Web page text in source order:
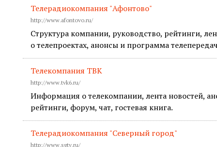
Телерадиокомпания "Афонтово"
http://www.afontovo.ru/
Структура компании, руководство, рейтинги,
о телепроектах, анонсы и программа
Телекомпания ТВК
http://www.tvk6.ru/
Информация о телекомпании, лента новостей,
рейтинги, форум, чат, гостевая книга.
Телерадиокомпания "Северный город"
http://www.sgtv.ru/